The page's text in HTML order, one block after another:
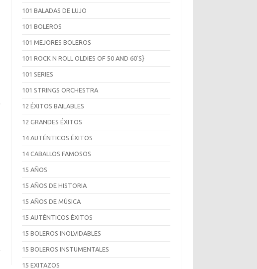
101 BALADAS DE LUJO
101 BOLEROS
101 MEJORES BOLEROS
101 ROCK N ROLL OLDIES OF 50 AND 60'S}
101 SERIES
101 STRINGS ORCHESTRA
12 ÉXITOS BAILABLES
12 GRANDES ÉXITOS
14 AUTÉNTICOS ÉXITOS
14 CABALLOS FAMOSOS
15 AÑOS
15 AÑOS DE HISTORIA
15 AÑOS DE MÚSICA
15 AUTÉNTICOS ÉXITOS
15 BOLEROS INOLVIDABLES
15 BOLEROS INSTUMENTALES
15 EXITAZOS